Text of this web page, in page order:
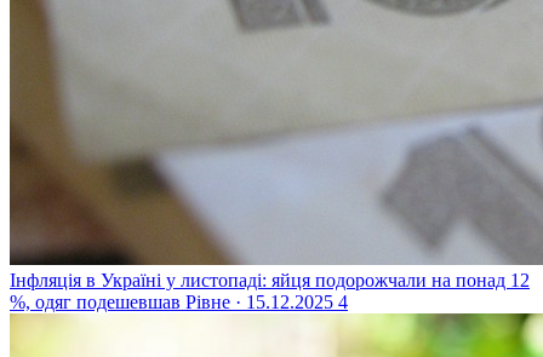
Інфляція в Україні у листопаді: яйця подорожчали на понад 12
%, одяг подешевшав Рівне · 15.12.2025 4